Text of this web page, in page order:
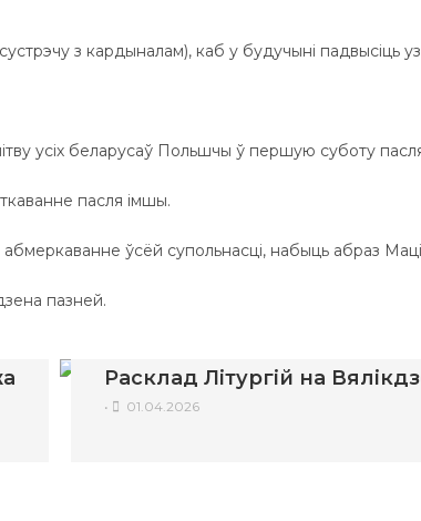
з кардыналам), каб у будучыні падвысіць
усіх беларусаў Польшчы ў першую суботу
пасля імшы.
ўсёй супольнасці, набыць абраз
пазней.
Расклад Літургій на
• 01.04.2026